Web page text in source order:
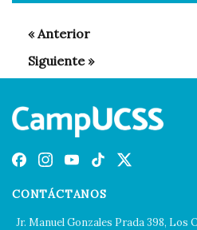
CONTÁCTANOS
Jr. Manuel Gonzales Prada 398, Los